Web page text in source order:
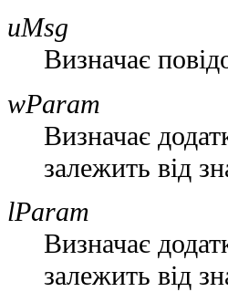
uMsg
Визначає
wParam
Визначає
залежить від
lParam
Визначає
залежить від